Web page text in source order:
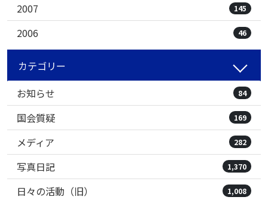
2007 145
2006 46
カテゴリー
お知らせ
84
国会質疑 169
メディア 282
写真日記 1,370
日々の活動（旧） 1,008